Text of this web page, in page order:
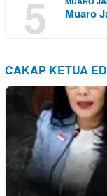
5 Muaro
CAKAP KETUA